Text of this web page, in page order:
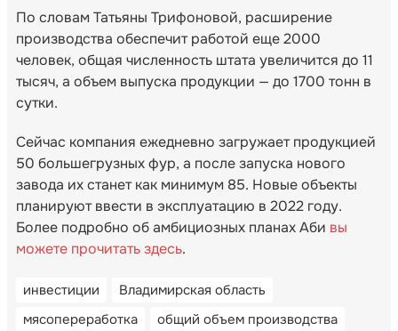
По словам Татьяны Трифоновой, расширение
производства обеспечит работой еще 2000
человек, общая численность штата увеличится до 11
тысяч, а объем выпуска продукции — до 1700 тонн в
сутки.
Сейчас компания ежедневно загружает продукцией
50 большегрузных фур, а после запуска нового
завода их станет как минимум 85. Новые объекты
планируют ввести в эксплуатацию в 2022 году.
Более подробно об амбициозных планах Аби вы
можете прочитать здесь.
инвестиции
Владимирская область
мясопереработка
общий объем производства